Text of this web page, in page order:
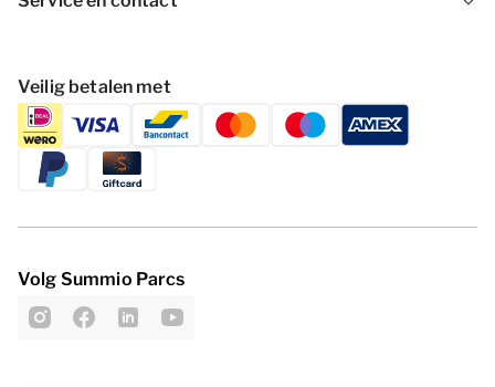
Veilig betalen met
Volg Summio Parcs